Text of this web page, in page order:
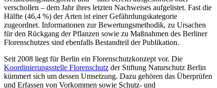
verschollen – dem Jahr ihres letzten Nachweises aufgelistet. Fast die
Hälfte (46,4 %) der Arten ist einer Gefährdungskategorie
zugeordnet. Informationen zur Bewertungsmethodik, zu Ursachen
für den Rückgang der Pflanzen sowie zu Maßnahmen des Berliner
Florenschutzes sind ebenfalls Bestandteil der Publikation.
Seit 2008 liegt für Berlin ein Florenschutzkonzept vor. Die
Koordinierungsstelle Florenschutz der Stiftung Naturschutz Berlin
kümmert sich um dessen Umsetzung. Dazu gehören das Überprüfen
und Erfassen von Vorkommen sowie Schutz- und